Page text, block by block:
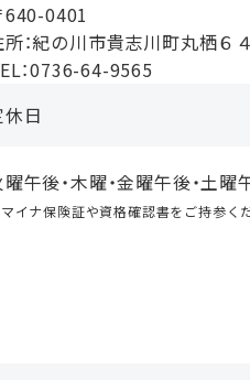
640-0401
所：紀の川市貴志川町丸栖６
：0736-64-9565
休日
午後・木曜・金曜午後・土曜
イナ保険証や資格確認書をご持参くだ